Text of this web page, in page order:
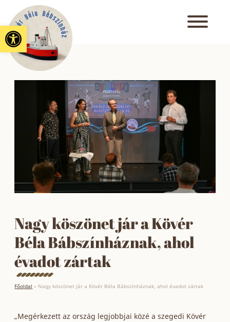
Eszköztár megnyitása
Nagy köszönet jár a Kövér
Béla Bábszínháznak, ahol
évadot zártak
Főoldal » Nagy köszönet jár a Kövér Béla Bábszínháznak, ahol évadot zártak
„Megérkezett az ország legjobbjai közé a szegedi Kövér